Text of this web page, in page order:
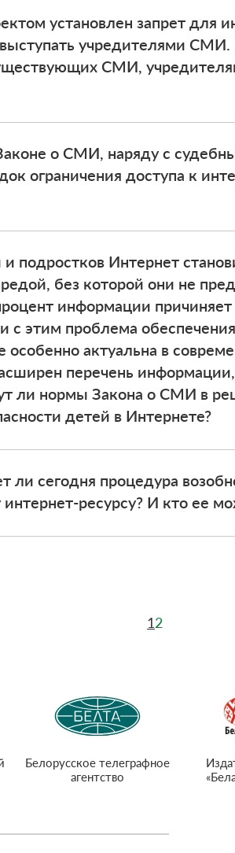
установлен запрет для
учредителями СМИ.
СМИ,
о СМИ, наряду с
ограничения доступа к
подростков Интернет
без которой они не
информации
с этим проблема
особенно актуальна в
перечень
ли нормы Закона о СМИ в
детей в Интернете?
ли сегодня процедура
ресурсу? И кто ее
12
Белорусское телеграфное
агентство